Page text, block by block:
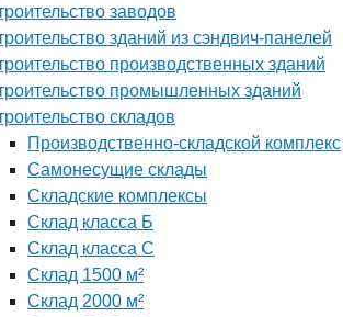
заводов
зданий из сэндвич-панелей
производственных зданий
промышленных зданий
складов
Производственно-складской комплекс
Самонесущие склады
Складские комплексы
Склад класса Б
Склад класса С
Склад 1500 м²
Склад 2000 м²